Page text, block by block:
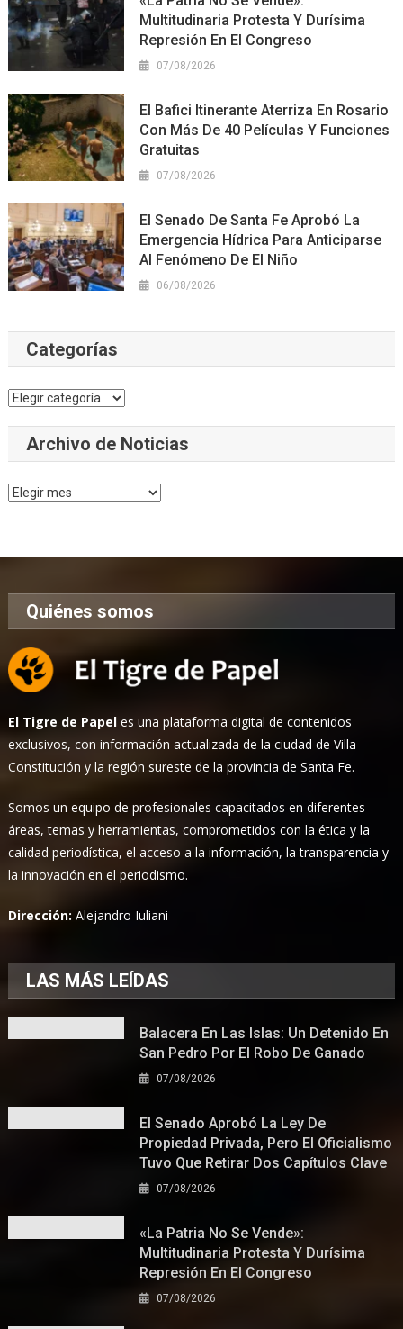
Multitudinaria Protesta Y Durísima
Represión En El Congreso
07/08/2026
El Bafici Itinerante Aterriza En Rosario
Con Más De 40 Películas Y Funciones
Gratuitas
07/08/2026
El Senado De Santa Fe Aprobó La
Emergencia Hídrica Para Anticiparse
Al Fenómeno De El Niño
06/08/2026
Categorías
Categorías
Archivo de Noticias
Archivo
Quiénes somos
El Tigre de Papel es una plataforma digital de contenidos
exclusivos, con información actualizada de la ciudad de Villa
Constitución y la región sureste de la provincia de Santa Fe.
Somos un equipo de profesionales capacitados en diferentes
áreas, temas y herramientas, comprometidos con la ética y la
calidad periodística, el acceso a la información, la transparencia y
la innovación en el periodismo.
Dirección:Alejandro Iuliani
LAS MÁS LEÍDAS
Balacera En Las Islas: Un Detenido En
San Pedro Por El Robo De Ganado
07/08/2026
El Senado Aprobó La Ley De
Propiedad Privada, Pero El Oficialismo
Tuvo Que Retirar Dos Capítulos Clave
07/08/2026
«La Patria No Se Vende»:
Multitudinaria Protesta Y Durísima
Represión En El Congreso
07/08/2026